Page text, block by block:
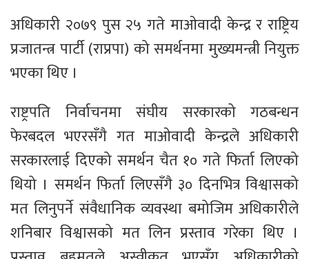
अधिकारी २०७९ पुस २५ गते माओवादी केन्द्र र राष्ट्रिय
प्रजातन्त्र पार्टी (राप्रपा) को समर्थनमा मुख्यमन्त्री नियुक्त
भएका थिए ।
राष्ट्रपति निर्वाचनमा संघीय सरकारको गठबन्धन
फेरबदल भएरसँगै गत माओवादी केन्द्रले अधिकारी
सरकारलाई दिएको समर्थन चैत १० गते फिर्ता लिएको
थियो । समर्थन फिर्ता लिएसँगै ३० दिनभित्र विश्वासको
मत लिनुपर्ने संवैधानिक व्यवस्था बमोजिम अधिकारीले
शनिबार विश्वासको मत लिन प्रस्ताव गरेका थिए ।